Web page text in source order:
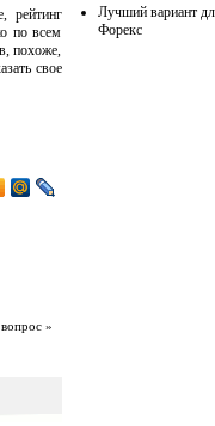
рейтинг
по всем
похоже,
свое
»
Лучший вариант
Форекс